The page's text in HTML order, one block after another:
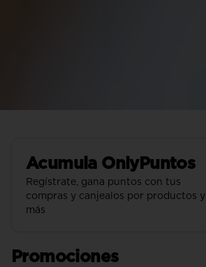
Acumula OnlyPuntos
Regístrate, gana puntos con tus
compras y canjealos por productos y
más
Promociones